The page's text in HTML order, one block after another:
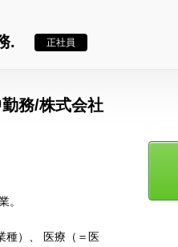
. 正社員
務/株式会社
。
種）、 医療（＝医